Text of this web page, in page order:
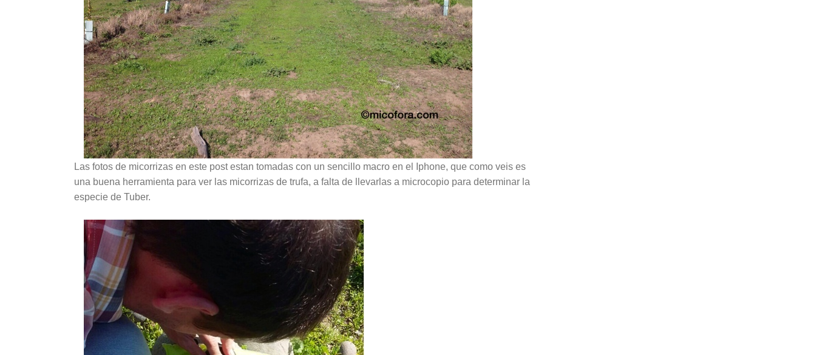
Las fotos de micorrizas en este post estan tomadas con un sencillo macro en el Iphone, que como veis es
una buena herramienta para ver las micorrizas de trufa, a falta de llevarlas a microcopio para determinar la
especie de Tuber.